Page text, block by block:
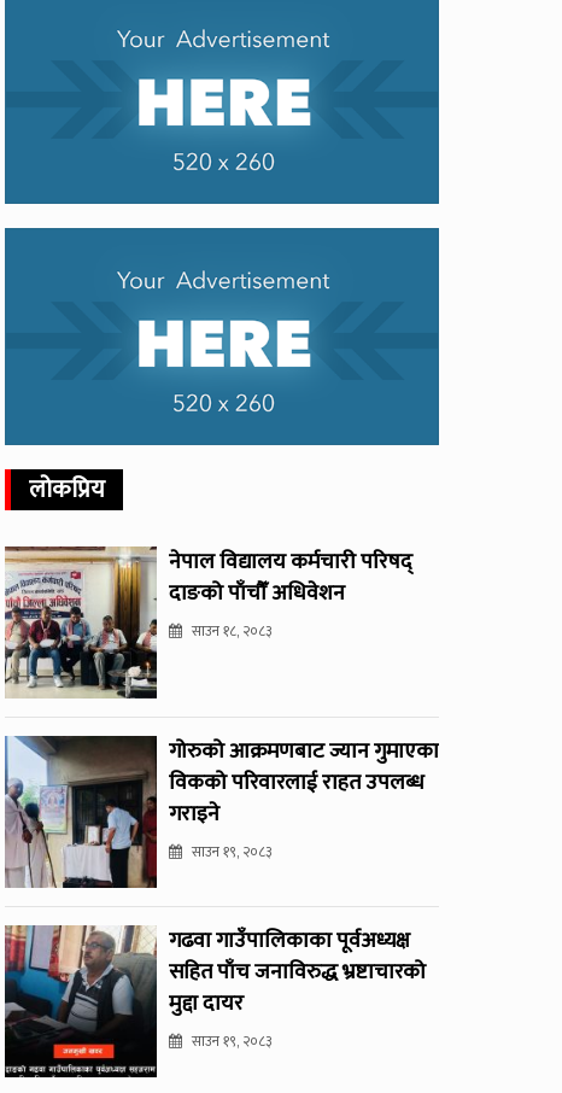
लोकप्रिय
नेपाल विद्यालय कर्मचारी परिषद्
दाङको पाँचौँ अधिवेशन
साउन १८, २०८३
गोरुको आक्रमणबाट ज्यान गुमाएका
विकको परिवारलाई राहत उपलब्ध
गराइने
साउन १९, २०८३
गढवा गाउँपालिकाका पूर्वअध्यक्ष
सहित पाँच जनाविरुद्ध भ्रष्टाचारको
मुद्दा दायर
साउन १९, २०८३